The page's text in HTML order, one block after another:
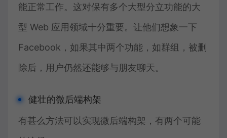
能正常工作。这对保有多个大型分立功能的大
型 Web 应用领域十分重要。让他们想象一下
Facebook，如果其中两个功能，如群组，被删
除后，用户仍然还能够与朋友聊天。
健壮的微后端构架
有甚么方法可以实现微后端构架，有两个可能